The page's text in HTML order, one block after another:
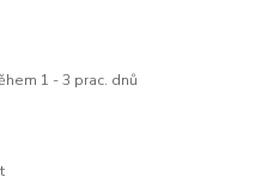
1 - 3 prac. dnů